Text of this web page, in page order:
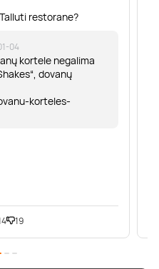
restorane?
04
kortele negalima
dovanų
korteles-
19